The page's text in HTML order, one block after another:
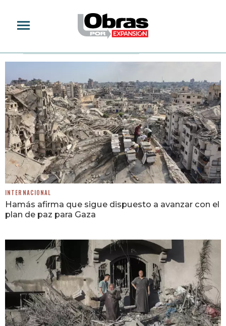
INTERNACIONAL
Hamás afirma que sigue dispuesto a avanzar con el
plan de paz para Gaza